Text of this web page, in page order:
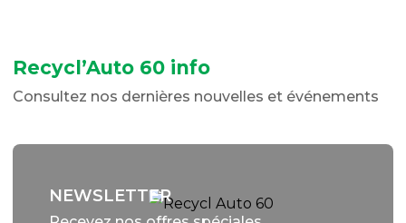
Recycl’Auto 60 info
Consultez nos dernières nouvelles et événements
NEWSLETTER